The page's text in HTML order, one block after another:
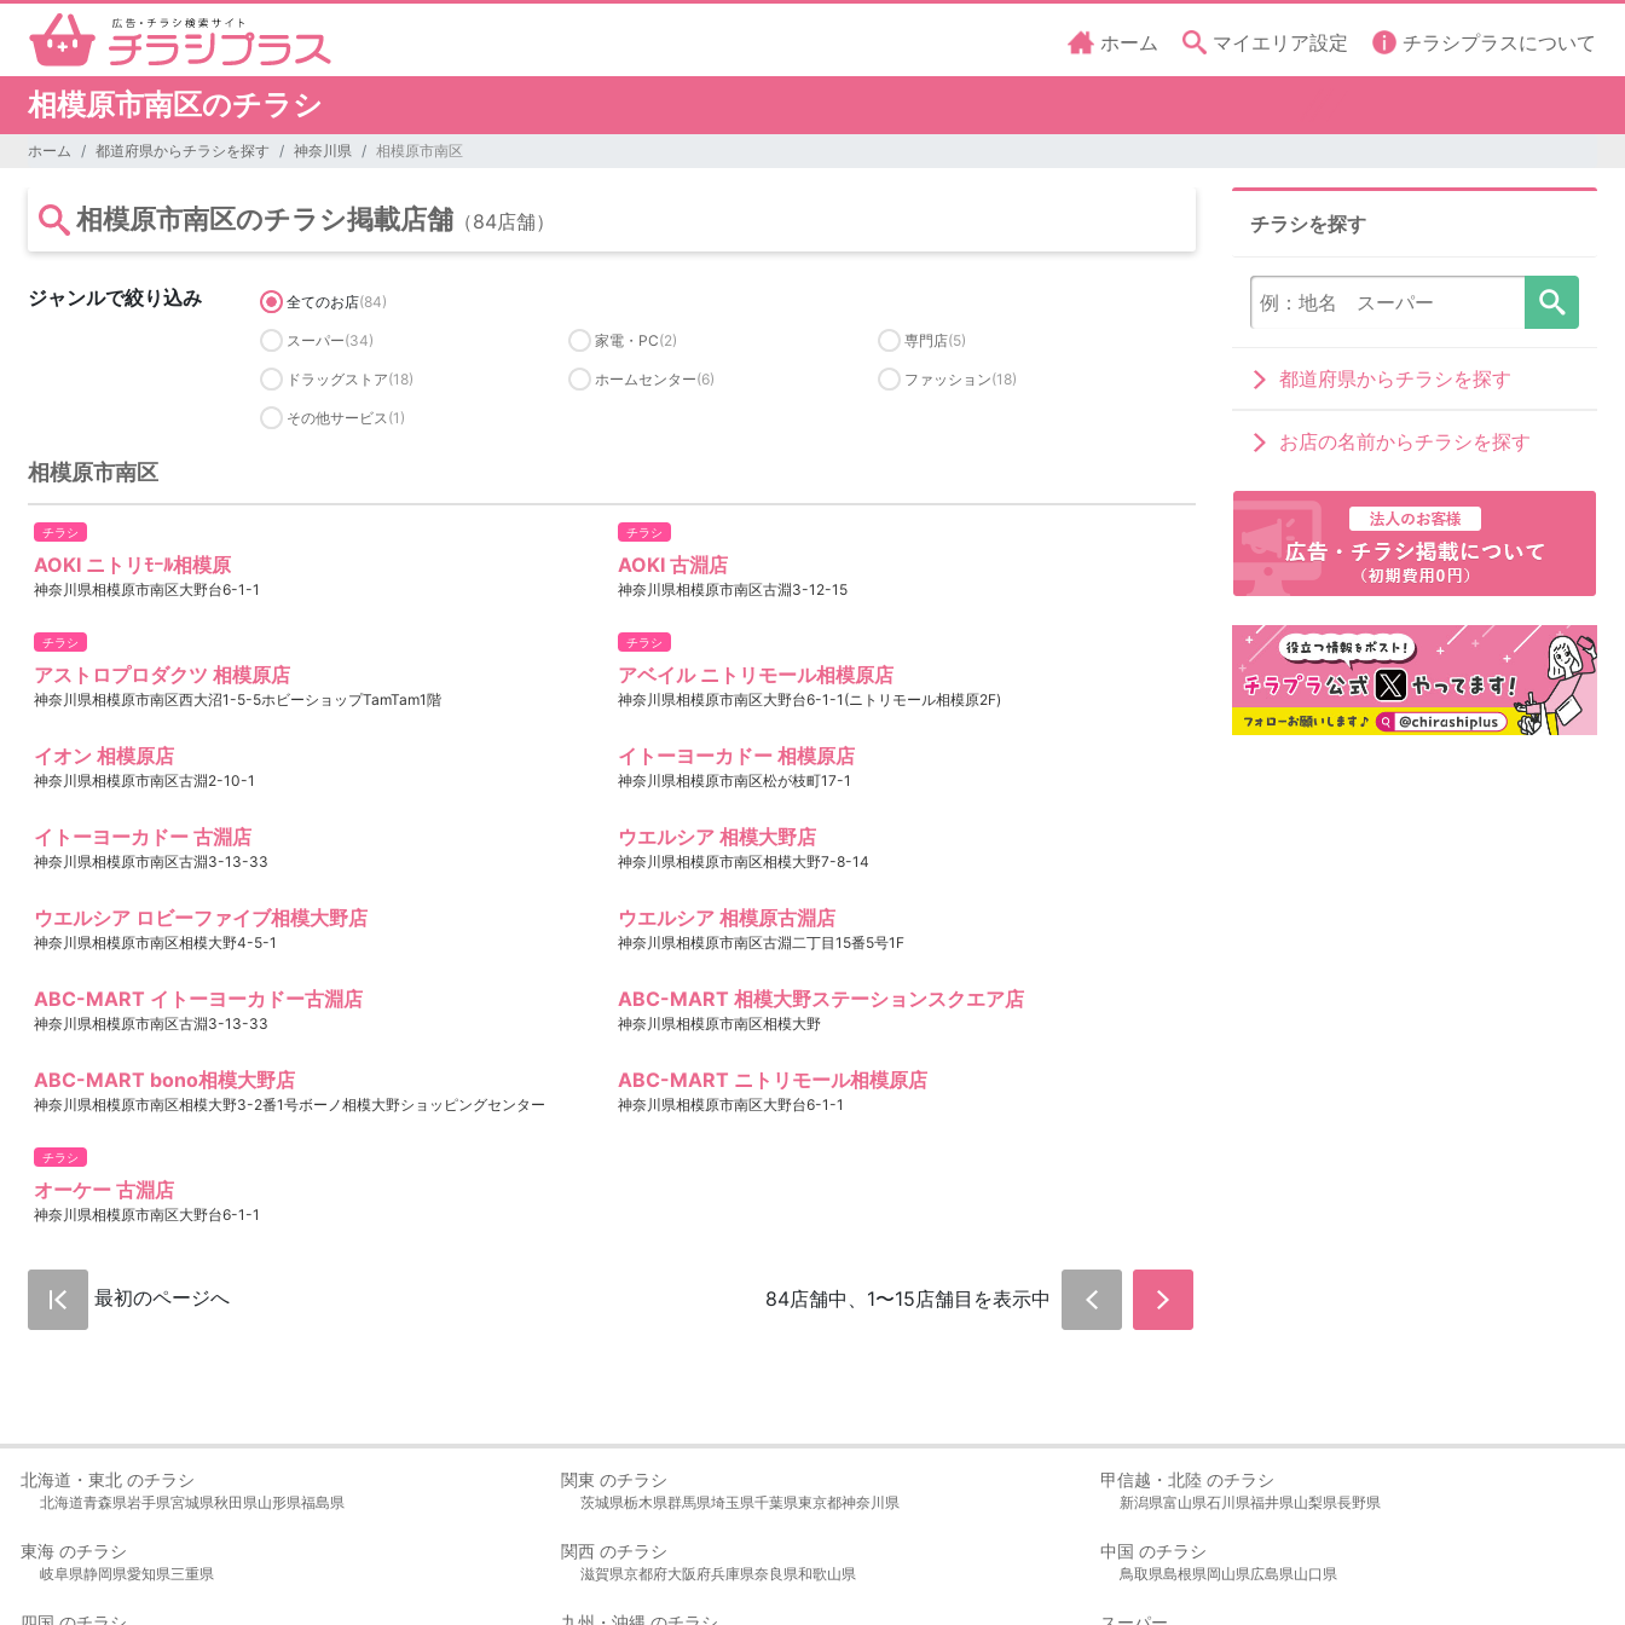
ホーム マイエリア設定 チラシプラスについて
相模原市南区のチラシ
ホーム 都道府県からチラシを探す 神奈川県 相模原市南区
相模原市南区のチラシ掲載店舗 （84店舗）
ジャンルで絞り込み 全てのお店(84)
スーパー(34) 家電・PC(2) 専門店(5)
ドラッグストア(18) ホームセンター(6) ファッション(18)
その他サービス(1)
相模原市南区
チラシ
AOKI ニトリﾓｰﾙ相模原
神奈川県相模原市南区大野台6-1-1
チラシ
AOKI 古淵店
神奈川県相模原市南区古淵3-12-15
チラシ
アストロプロダクツ 相模原店
神奈川県相模原市南区西大沼1-5-5ホビーショップTamTam1階
チラシ
アベイル ニトリモール相模原店
神奈川県相模原市南区大野台6-1-1(ニトリモール相模原2F)
イオン 相模原店
神奈川県相模原市南区古淵2-10-1
イトーヨーカドー 相模原店
神奈川県相模原市南区松が枝町17-1
イトーヨーカドー 古淵店
神奈川県相模原市南区古淵3-13-33
ウエルシア 相模大野店
神奈川県相模原市南区相模大野7-8-14
ウエルシア ロビーファイブ相模大野店
神奈川県相模原市南区相模大野4-5-1
ウエルシア 相模原古淵店
神奈川県相模原市南区古淵二丁目15番5号1F
ABC-MART イトーヨーカドー古淵店
神奈川県相模原市南区古淵3-13-33
ABC-MART 相模大野ステーションスクエア店
神奈川県相模原市南区相模大野
ABC-MART bono相模大野店
神奈川県相模原市南区相模大野3-2番1号ボーノ相模大野ショッピングセンター
ABC-MART ニトリモール相模原店
神奈川県相模原市南区大野台6-1-1
チラシ
オーケー 古淵店
神奈川県相模原市南区大野台6-1-1
最初のページへ 84店舗中、1〜15店舗目を表示中
チラシを探す
都道府県からチラシを探す
お店の名前からチラシを探す
北海道・東北 のチラシ
北海道青森県岩手県宮城県秋田県山形県福島県
関東 のチラシ
茨城県栃木県群馬県埼玉県千葉県東京都神奈川県
甲信越・北陸 のチラシ
新潟県富山県石川県福井県山梨県長野県
東海 のチラシ
岐阜県静岡県愛知県三重県
関西 のチラシ
滋賀県京都府大阪府兵庫県奈良県和歌山県
中国 のチラシ
鳥取県島根県岡山県広島県山口県